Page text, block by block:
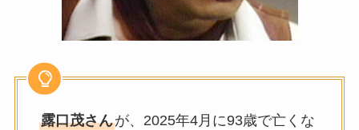
露口茂さんが、2025年4月に93歳で亡くな